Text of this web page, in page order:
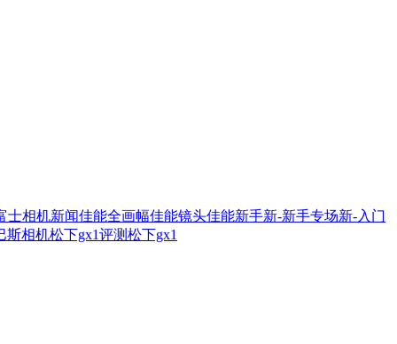
士相机新闻佳能全画幅佳能镜头佳能新手新-新手专场新-入门
斯相机松下gx1评测松下gx1